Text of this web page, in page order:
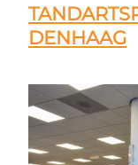
DENHAAG